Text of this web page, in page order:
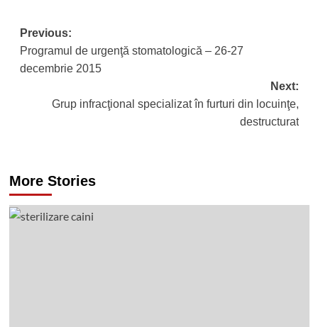
Post
navigation
Previous:
Programul de urgenţă stomatologică – 26-27
decembrie 2015
Next:
Grup infracţional specializat în furturi din locuinţe,
destructurat
More Stories